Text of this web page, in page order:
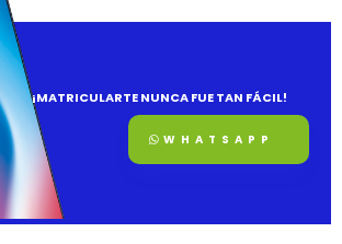
¡MATRICULARTE NUNCA FUE TAN FÁCIL!
WHATSAPP